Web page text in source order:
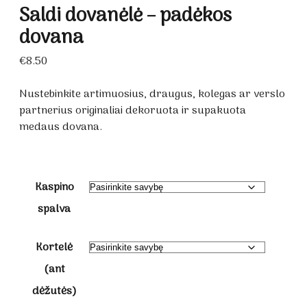
Saldi dovanėlė – padėkos
dovana
€8.50
Nustebinkite artimuosius, draugus, kolegas ar verslo
partnerius originaliai dekoruota ir supakuota
medaus dovana.
Kaspino
spalva
Kortelė
(ant
dėžutės)